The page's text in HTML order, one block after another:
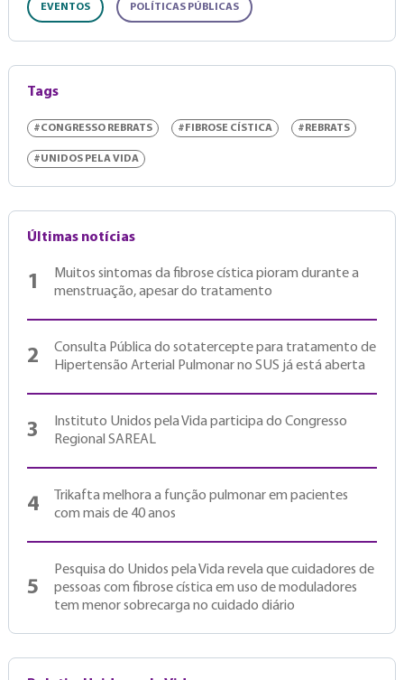
EVENTOS POLÍTICAS PÚBLICAS
Tags
#CONGRESSO REBRATS #FIBROSE CÍSTICA #REBRATS
#UNIDOS PELA VIDA
Últimas notícias
1
Muitos sintomas da fibrose cística pioram durante a
menstruação, apesar do tratamento
2
Consulta Pública do sotatercepte para tratamento de
Hipertensão Arterial Pulmonar no SUS já está aberta
3
Instituto Unidos pela Vida participa do Congresso
Regional SAREAL
4
Trikafta melhora a função pulmonar em pacientes
com mais de 40 anos
5
Pesquisa do Unidos pela Vida revela que cuidadores de
pessoas com fibrose cística em uso de moduladores
tem menor sobrecarga no cuidado diário